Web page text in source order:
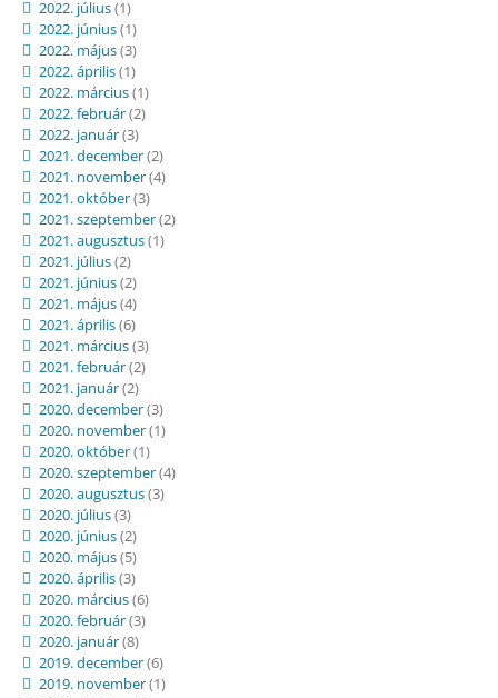
2022. július(1)
2022. június(1)
2022. május(3)
2022. április(1)
2022. március(1)
2022. február(2)
2022. január(3)
2021. december(2)
2021. november(4)
2021. október(3)
2021. szeptember(2)
2021. augusztus(1)
2021. július(2)
2021. június(2)
2021. május(4)
2021. április(6)
2021. március(3)
2021. február(2)
2021. január(2)
2020. december(3)
2020. november(1)
2020. október(1)
2020. szeptember(4)
2020. augusztus(3)
2020. július(3)
2020. június(2)
2020. május(5)
2020. április(3)
2020. március(6)
2020. február(3)
2020. január(8)
2019. december(6)
2019. november(1)